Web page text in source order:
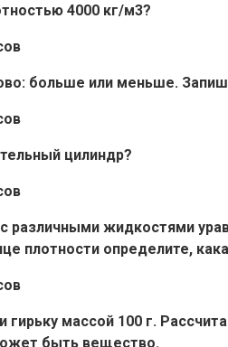
4000 кг/м3?
больше или меньше.
цилиндр?
различными жидкостями
плотности определите,
массой 100 г.
быть вещество.